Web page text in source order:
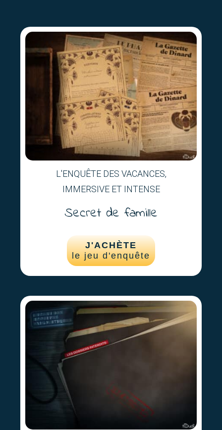
L'ENQUÊTE DES VACANCES,
IMMERSIVE ET INTENSE
Secret de famille
J'ACHÈTE
le jeu d'enquête